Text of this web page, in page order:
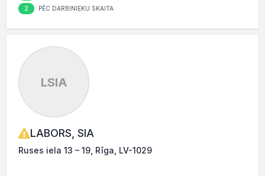
2 PĒC DARBINIEKU SKAITA
LSIA
LABORS, SIA
Ruses iela 13 – 19, Rīga, LV-1029